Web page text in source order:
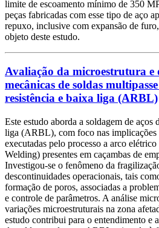
limite de escoamento mínimo de 350
peças fabricadas com esse tipo de aço
repuxo, inclusive com expansão de
objeto deste estudo.
Avaliação da microestrutura e
mecânicas de soldas
resistência e baixa liga (ARBL)
Este estudo aborda a soldagem de aços
liga (ARBL), com foco nas implicações
executadas pelo processo a arco
Welding) presentes em caçambas de
Investigou-se o fenômeno da
descontinuidades operacionais, tais
formação de poros, associadas a
e controle de parâmetros. A análise
variações microestruturais na zona
estudo contribui para o entendimento e